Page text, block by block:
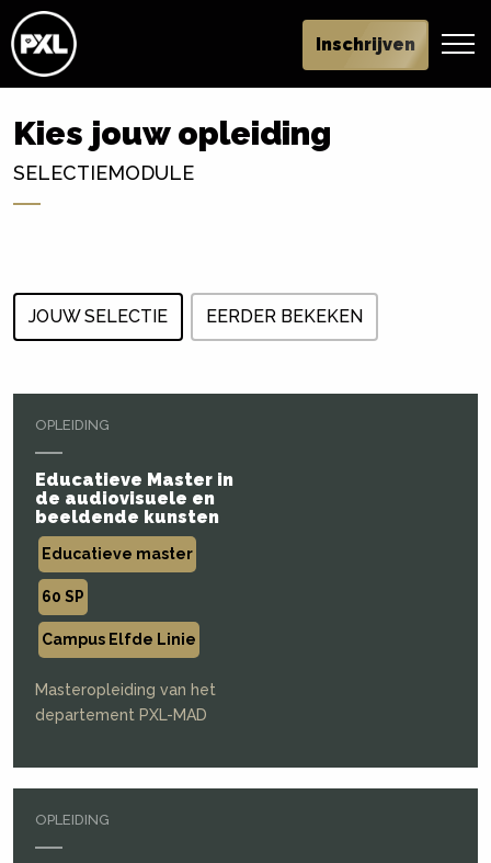
Inschrijven
Kies jouw opleiding
SELECTIEMODULE
JOUW SELECTIE EERDER BEKEKEN
OPLEIDING
Educatieve Master in
de audiovisuele en
beeldende kunsten
Educatieve master
60 SP
Campus Elfde Linie
Masteropleiding van het
departement PXL-MAD
OPLEIDING